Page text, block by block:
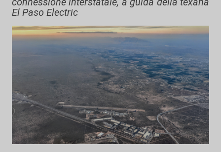
El Paso Electric